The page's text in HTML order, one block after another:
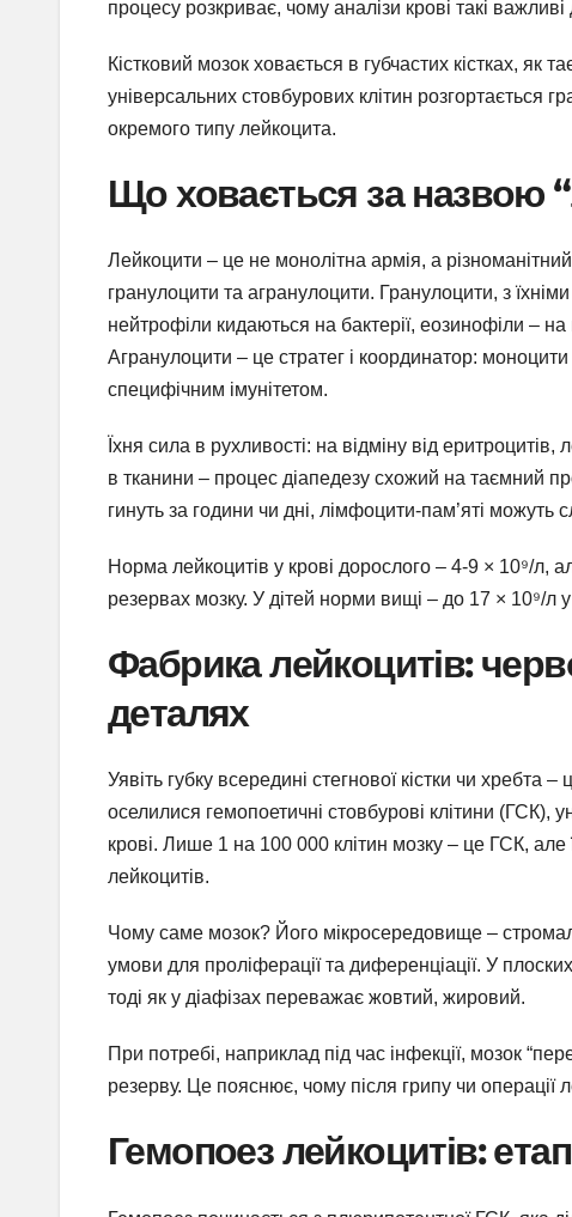
процесу розкриває, чому аналізи крові такі
Кістковий мозок ховається в губчастих кістках, як
універсальних стовбурових клітин розгортається
окремого типу лейкоцита.
Що ховається за назвою
Лейкоцити – це не монолітна армія, а
гранулоцити та агранулоцити. Гранулоцити, з
нейтрофіли кидаються на бактерії, еозинофіли – на
Агранулоцити – це стратег і координатор:
специфічним імунітетом.
Їхня сила в рухливості: на відміну від
в тканини – процес діапедезу схожий на таємний
гинуть за години чи дні, лімфоцити-пам’яті
Норма лейкоцитів у крові дорослого – 4-9 × 10⁹/л,
резервах мозку. У дітей норми вищі – до 17 × 10⁹/л у
Фабрика лейкоцитів:
деталях
Уявіть губку всередині стегнової кістки чи хребта
оселилися гемопоетичні стовбурові клітини (ГСК),
крові. Лише 1 на 100 000 клітин мозку – це ГСК, але
лейкоцитів.
Чому саме мозок? Його мікросередовище –
умови для проліферації та диференціації. У
тоді як у діафізах переважає жовтий, жировий.
При потребі, наприклад під час інфекції, мозок
резерву. Це пояснює, чому після грипу чи операції
Гемопоез лейкоцитів: